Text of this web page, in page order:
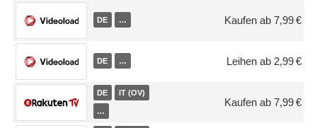
DE … Kaufen ab 7,99 €
DE … Leihen ab 2,99 €
DE IT (OV)
…
Kaufen ab 7,99 €